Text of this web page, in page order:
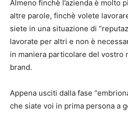
Almeno finchè l’azienda è molto
altre parole, finchè volete
siete in una situazione di
lavorate per altri e non è
in maniera particolare del vostro
brand.
Appena usciti dalla fase
che siate voi in prima persona a